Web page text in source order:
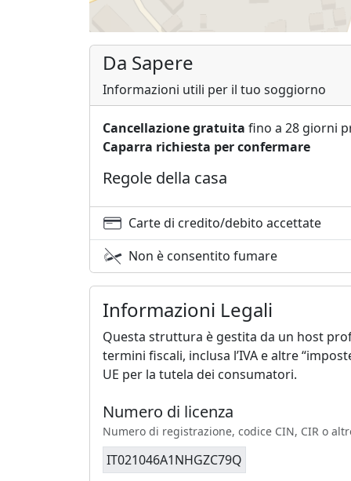
Da Sapere
Informazioni utili per il tuo soggiorno
Cancellazione gratuita fino a 28 giorni
Caparra richiesta per confermare
Regole della casa
Carte di credito/debito accettate
Non è consentito fumare
Informazioni Legali
Questa struttura è gestita da un host
termini fiscali, inclusa l’IVA e altre
UE per la tutela dei consumatori.
Numero di licenza
Numero di registrazione, codice CIN, CIR o
IT021046A1NHGZC79Q